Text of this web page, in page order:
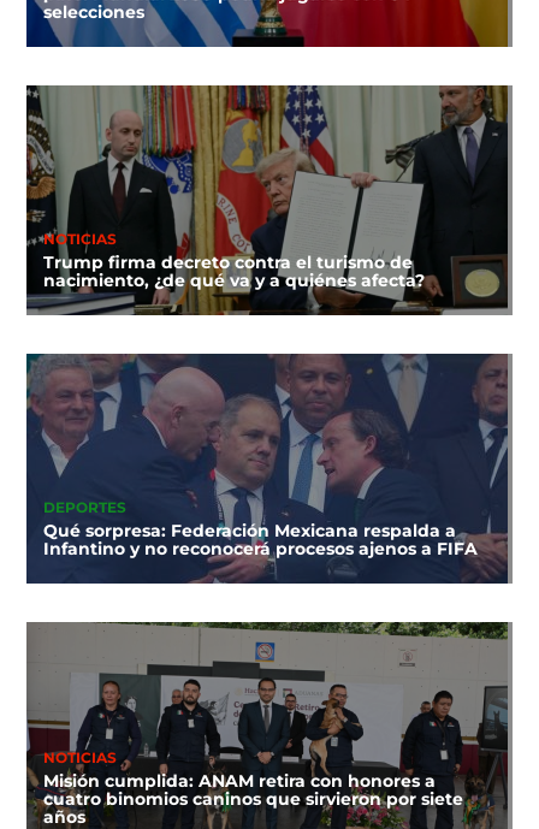
selecciones
NOTICIAS
Trump firma decreto contra el turismo de
nacimiento, ¿de qué va y a quiénes afecta?
DEPORTES
Qué sorpresa: Federación Mexicana respalda a
Infantino y no reconocerá procesos ajenos a FIFA
NOTICIAS
Misión cumplida: ANAM retira con honores a
cuatro binomios caninos que sirvieron por siete
años